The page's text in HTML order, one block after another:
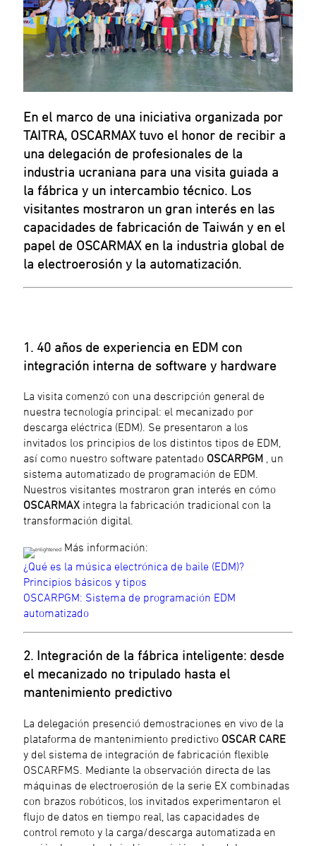
En el marco de una iniciativa organizada por
TAITRA, OSCARMAX tuvo el honor de recibir a
una delegación de profesionales de la
industria ucraniana para una visita guiada a
la fábrica y un intercambio técnico. Los
visitantes mostraron un gran interés en las
capacidades de fabricación de Taiwán y en el
papel de OSCARMAX en la industria global de
la electroerosión y la automatización.
1. 40 años de experiencia en EDM con
integración interna de software y hardware
La visita comenzó con una descripción general de
nuestra tecnología principal: el mecanizado por
descarga eléctrica (EDM). Se presentaron a los
invitados los principios de los distintos tipos de EDM,
así como nuestro software patentado OSCARPGM , un
sistema automatizado de programación de EDM.
Nuestros visitantes mostraron gran interés en cómo
OSCARMAX integra la fabricación tradicional con la
transformación digital.
Más información:
¿Qué es la música electrónica de baile (EDM)?
Principios básicos y tipos
OSCARPGM: Sistema de programación EDM
automatizado
2. Integración de la fábrica inteligente: desde
el mecanizado no tripulado hasta el
mantenimiento predictivo
La delegación presenció demostraciones en vivo de la
plataforma de mantenimiento predictivo OSCAR CARE
y del sistema de integración de fabricación flexible
OSCARFMS. Mediante la observación directa de las
máquinas de electroerosión de la serie EX combinadas
con brazos robóticos, los invitados experimentaron el
flujo de datos en tiempo real, las capacidades de
control remoto y la carga/descarga automatizada en